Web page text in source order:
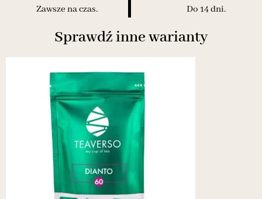
Zawsze na czas.
Do 14 dni.
Sprawdź inne warianty